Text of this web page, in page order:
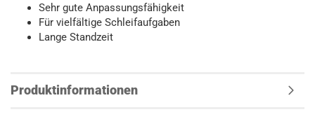
Sehr gute Anpassungsfähigkeit
Für vielfältige Schleifaufgaben
Lange Standzeit
Produktinformationen